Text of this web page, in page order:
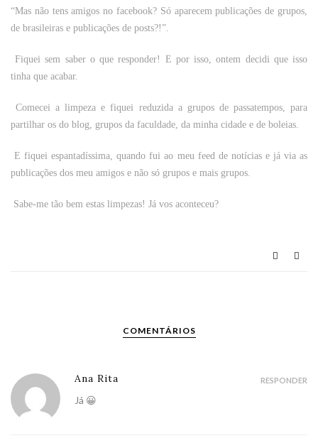
“Mas não tens amigos no facebook? Só aparecem publicações de grupos,
de brasileiras e publicações de posts?!”.
Fiquei sem saber o que responder! E por isso, ontem decidi que isso
tinha que acabar.
Comecei a limpeza e fiquei reduzida a grupos de passatempos, para
partilhar os do blog, grupos da faculdade, da minha cidade e de boleias.
E fiquei espantadíssima, quando fui ao meu feed de notícias e já via as
publicações dos meu amigos e não só grupos e mais grupos.
Sabe-me tão bem estas limpezas! Já vos aconteceu?
COMENTÁRIOS
Ana Rita
Já 😀
RESPONDER